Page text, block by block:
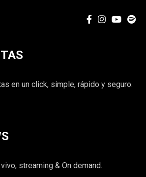
en un click, simple, rápido y seguro.
streaming & On demand.